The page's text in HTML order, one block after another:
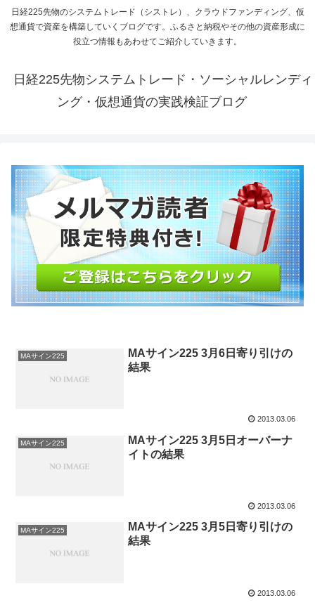
日経225先物のシステムトレード（シストレ）、クラウドファンディング、仮
想通貨で資産を構築していくブログです。ふるさと納税やその他の資産形成に
役立つ情報もあわせてご紹介していきます。
日経225先物システムトレード・ソーシャルレンディ
ング・仮想通貨の実践検証ブログ
MAサイン225
MAサイン225 3月6日寄り引けの
結果
2013.03.06
MAサイン225
MAサイン225 3月5日オーバーナ
イトの結果
2013.03.06
MAサイン225
MAサイン225 3月5日寄り引けの
結果
2013.03.06